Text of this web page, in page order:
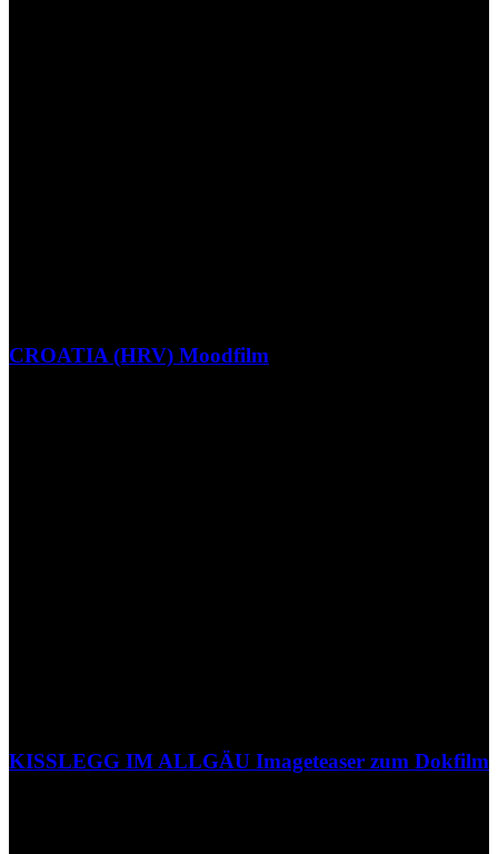
CROATIA (HRV) Moodfilm
KISSLEGG IM ALLGÄU Imageteaser zum Dokfilm